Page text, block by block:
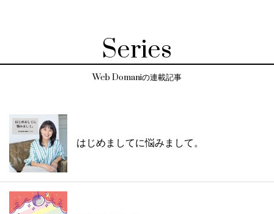
Series
Web Domaniの連載記事
はじめましてに悩みまして。